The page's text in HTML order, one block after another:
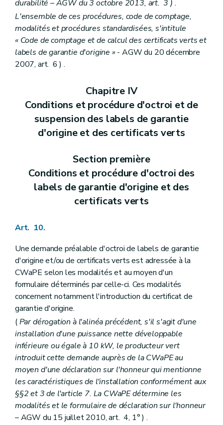
durabilité – AGW du 3 octobre 2013, art. 3 ) .
L'ensemble de ces procédures, code de comptage,
modalités et procédures standardisées, s'intitule
« Code de comptage et de calcul des certificats verts et
labels de garantie d'origine »- AGW du 20 décembre
2007, art. 6 ) .
Chapitre IV
Conditions et procédure d'octroi et de
suspension des labels de garantie
d'origine et des certificats verts
Section première
Conditions et procédure d'octroi des
labels de garantie d'origine et des
certificats verts
Art. 10.
Une demande préalable d'octroi de labels de garantie
d'origine et/ou de certificats verts est adressée à la
CWaPE selon les modalités et au moyen d'un
formulaire déterminés par celle-ci. Ces modalités
concernent notamment l'introduction du certificat de
garantie d'origine.
(Par dérogation à l'alinéa précédent, s'il s'agit d'une
installation d'une puissance nette développable
inférieure ou égale à 10 kW, le producteur vert
introduit cette demande auprès de la CWaPE au
moyen d'une déclaration sur l'honneur qui mentionne
les caractéristiques de l'installation conformément aux
§§2 et 3 de l'article 7. La CWaPE détermine les
modalités et le formulaire de déclaration sur l'honneur
– AGW du 15 juillet 2010, art. 4, 1° ) .